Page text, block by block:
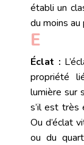
établi un
du moins au
E
Éclat :
propriété
lumière sur
s’il est très
Ou d’éclat
ou du